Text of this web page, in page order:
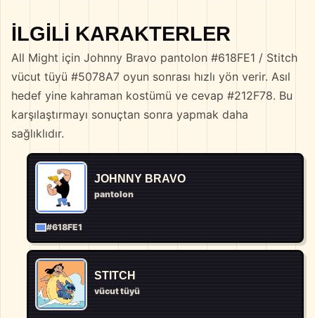
İLGILI KARAKTERLER
All Might için Johnny Bravo pantolon #618FE1 / Stitch
vücut tüyü #5078A7 oyun sonrası hızlı yön verir. Asıl
hedef yine kahraman kostümü ve cevap #212F78. Bu
karşılaştırmayı sonuçtan sonra yapmak daha
sağlıklıdır.
JOHNNY BRAVO
pantolon
#618FE1
STITCH
vücut tüyü